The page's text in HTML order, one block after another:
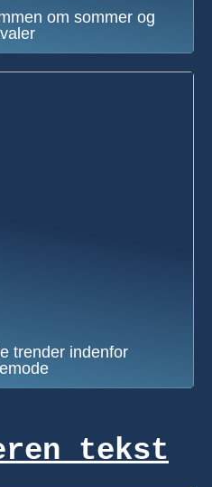
om sommer og
trender indenfor
tekst